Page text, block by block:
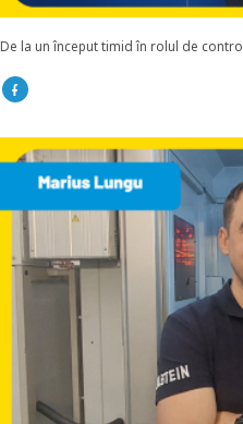
De la un început timid în rolul de